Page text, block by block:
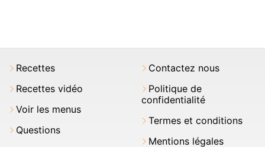
Recettes
Recettes vidéo
Voir les menus
Questions
Contactez nous
Politique de
confidentialité
Termes et conditions
Mentions légales